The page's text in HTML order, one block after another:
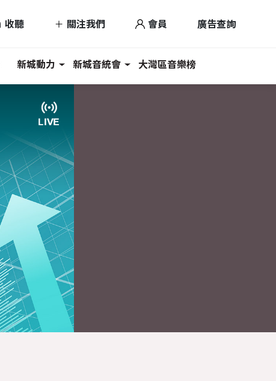
收聽 關注我們 會員 廣告查詢
新城動力 新城音統會 大灣區音樂榜